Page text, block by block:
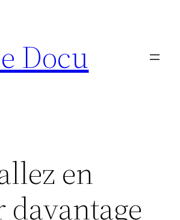
Docu
en
davantage